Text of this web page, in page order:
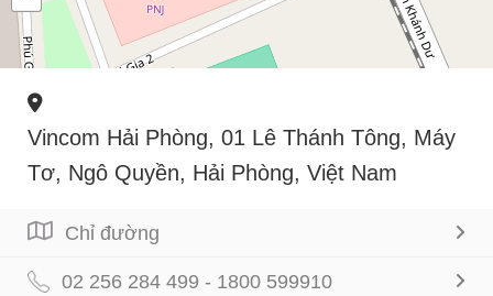
Vincom Hải Phòng, 01 Lê Thánh Tông, Máy
Tơ, Ngô Quyền, Hải Phòng, Việt Nam
Chỉ đường
02 256 284 499 - 1800 599910